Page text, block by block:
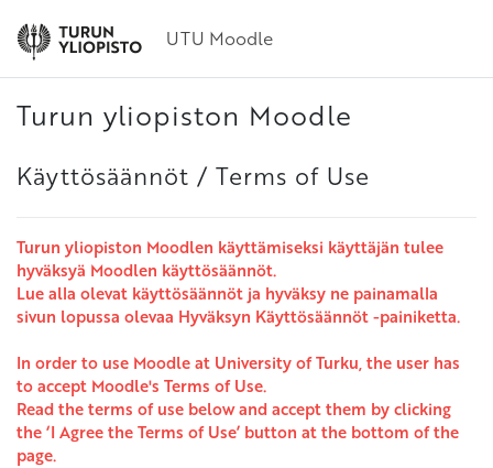
UTU Moodle
Turun yliopiston Moodle
Käyttösäännöt / Terms of Use
Turun yliopiston Moodlen käyttämiseksi käyttäjän tulee
hyväksyä Moodlen käyttösäännöt.
Lue alla olevat käyttösäännöt ja hyväksy ne painamalla
sivun lopussa olevaa Hyväksyn Käyttösäännöt -painiketta.
In order to use Moodle at University of Turku, the user has
to accept Moodle's Terms of Use.
Read the terms of use below and accept them by clicking
the ‘I Agree the Terms of Use’ button at the bottom of the
page.